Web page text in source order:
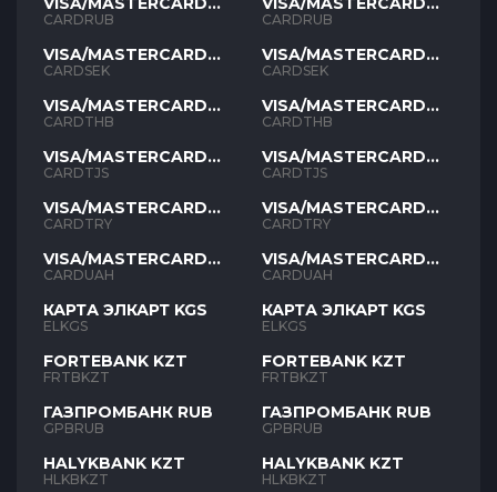
RUB
CARDRUB
VISA/MASTERCARD
SEK
CARDSEK
VISA/MASTERCARD
THB
CARDTHB
VISA/MASTERCARD
TJS
CARDTJS
VISA/MASTERCARD
TYR
CARDTRY
VISA/MASTERCARD
UAH
CARDUAH
КАРТА ЭЛКАРТ KGS
ELKGS
FORTEBANK KZT
FRTBKZT
ГАЗПРОМБАНК RUB
GPBRUB
HALYKBANK KZT
HLKBKZT
RUB
CARDRUB
VISA/MASTERCARD
SEK
CARDSEK
VISA/MASTERCARD
THB
CARDTHB
VISA/MASTERCARD
TJS
CARDTJS
VISA/MASTERCARD
TYR
CARDTRY
VISA/MASTERCARD
UAH
CARDUAH
КАРТА ЭЛКАРТ KGS
ELKGS
FORTEBANK KZT
FRTBKZT
ГАЗПРОМБАНК RUB
GPBRUB
HALYKBANK KZT
HLKBKZT